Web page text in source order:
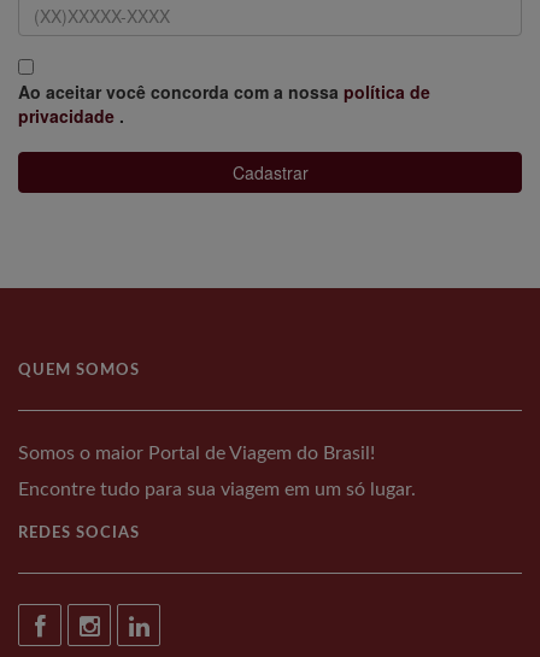
Ao aceitar você concorda com a nossa política de
privacidade .
Cadastrar
QUEM SOMOS
Somos o maior Portal de Viagem do Brasil!
Encontre tudo para sua viagem em um só lugar.
REDES SOCIAS